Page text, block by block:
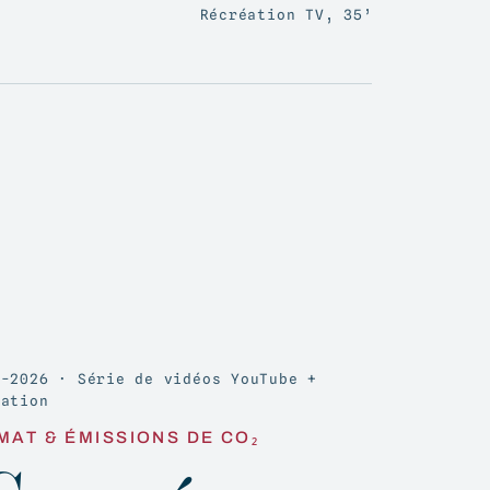
Récréation TV, 35’
2026 · Série de vidéos YouTube +
& ÉMISSIONS DE CO₂